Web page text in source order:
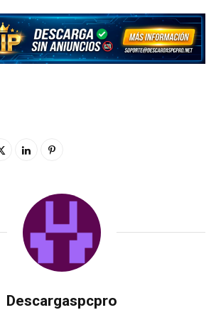
at
s
A
e
gr
a
ai
l
m
p
ar
Descargaspcpro